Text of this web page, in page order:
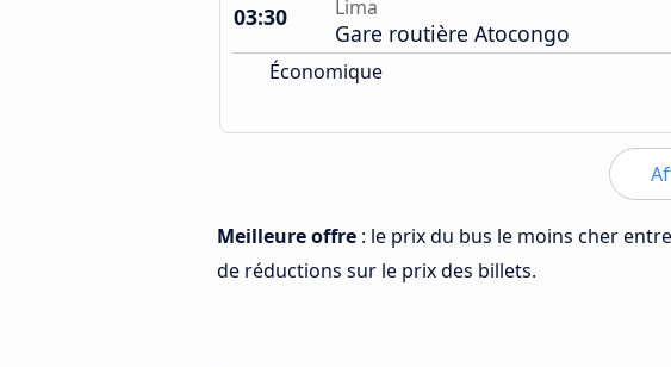
03:30
Lima
Gare routière Atocongo
Économique
Meilleure offre : le prix du bus le moins cher
de réductions sur le prix des billets.